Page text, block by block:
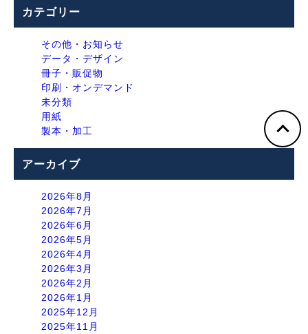
カテゴリー
その他・お知らせ
データ・デザイン
冊子・販促物
印刷・オンデマンド
未分類
用紙
製本・加工
アーカイブ
2026年8月
2026年7月
2026年6月
2026年5月
2026年4月
2026年3月
2026年2月
2026年1月
2025年12月
2025年11月